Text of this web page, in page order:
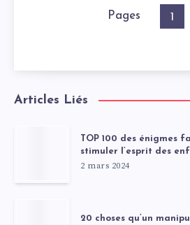
Pages 1
Articles Liés
TOP 100 des énigmes
stimuler l’esprit des
2 mars 2024
20 choses qu’un